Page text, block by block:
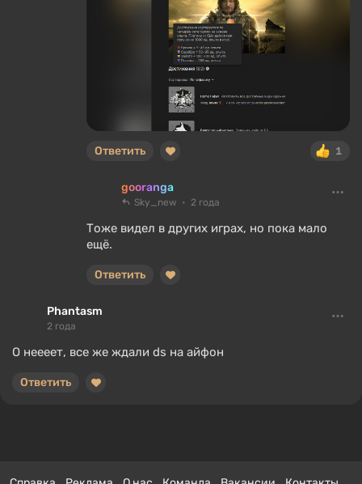
1
Ответить
gooranga
Sky_new 2 года
Тоже видел в других играх, но пока мало
ещё.
Ответить
Phantasm
2 года
О неееет, все же ждали ds на айфон
Ответить